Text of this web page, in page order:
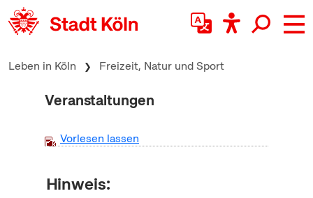
zum Inhalt springen
Leben in Köln Freizeit, Natur und Sport
Veranstaltungen
Vorlesen lassen
Hinweis: